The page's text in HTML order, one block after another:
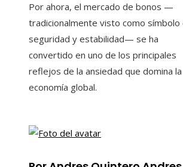
Por ahora, el mercado de bonos —
tradicionalmente visto como símbolo
seguridad y estabilidad— se ha
convertido en uno de los principales
reflejos de la ansiedad que domina la
economía global.